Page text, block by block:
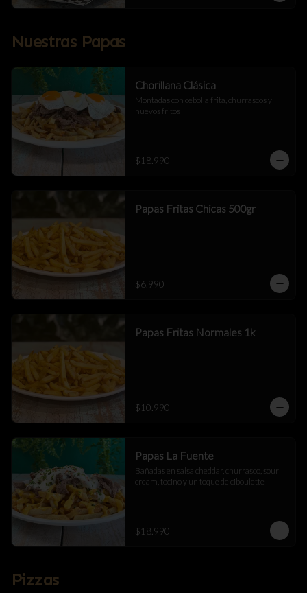
Nuestras Papas
Chorillana Clásica
Montadas con cebolla frita, churrascos y
huevos fritos
$18.990
Papas Fritas Chicas 500gr
$6.990
Papas Fritas Normales 1k
$10.990
Papas La Fuente
Bañadas en salsa cheddar, churrasco, sour
cream, tocino y un toque de ciboulette
$18.990
Pizzas